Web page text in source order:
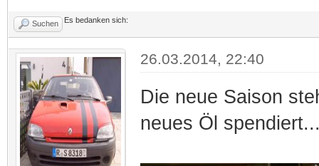
Suchen Es bedanken sich:
26.03.2014, 22:40
Die neue Saison
neues Öl